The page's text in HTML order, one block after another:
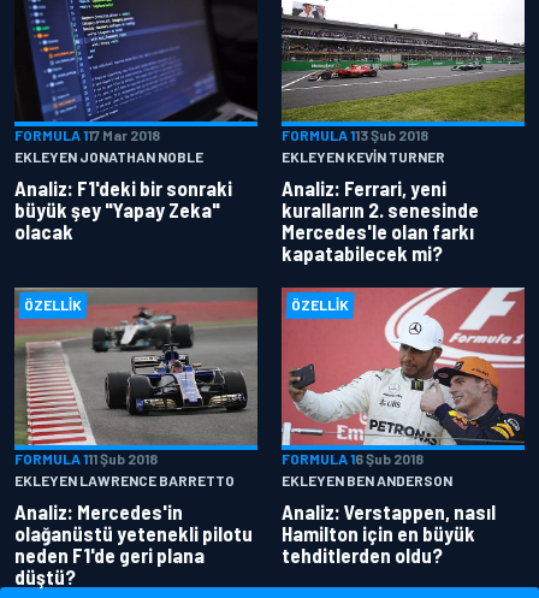
FORMULA 117 Mar 2018
EKLEYEN JONATHAN NOBLE
Analiz: F1'deki bir sonraki
büyük şey "Yapay Zeka"
olacak
FORMULA 113 Şub 2018
EKLEYEN KEVIN TURNER
Analiz: Ferrari, yeni
kuralların 2. senesinde
Mercedes'le olan farkı
kapatabilecek mi?
ÖZELLIK
FORMULA 111 Şub 2018
EKLEYEN LAWRENCE BARRETTO
Analiz: Mercedes'in
olağanüstü yetenekli pilotu
neden F1'de geri plana
düştü?
ÖZELLIK
FORMULA 16 Şub 2018
EKLEYEN BEN ANDERSON
Analiz: Verstappen, nasıl
Hamilton için en büyük
tehditlerden oldu?